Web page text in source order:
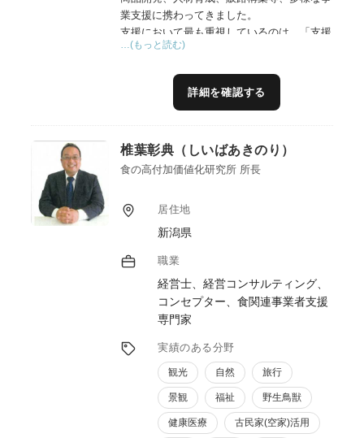
業支援に携わってきました。
支援において最も重視しているのは、「支援
終了後も地域が自走できる体制を構築するこ
そのため、単なる提案型支援ではなく、事業
者や地域住民との対話を重ねながら、現場で
また、地域課題の多くは単独事業者だけでは
解決できないため、行政、観光団体、交通事
の連携体制構築を重視しています。
近年は、サステナブルツーリズム、地産地
消、食文化継承、関係人口創出等への社会的
関心が高まっており、現場で培ったマーケッ
ト視点と実務経験を活かし、地域資源を“稼
げる地域価値”へ転換する支援を行っていき
たいと考えています。
…(もっと読む)
詳細を確認する
椎葉彰典（しいばあきのり）
食の高付加価値化研究所 所長
居住地
新潟県
職業
経営士、経営コンサルティング、
コンセプター、食関連事業者支援
専門家
実績のある分野
観光 自然 旅行
景観 福祉 野生鳥獣
健康医療 古民家(空家)活用